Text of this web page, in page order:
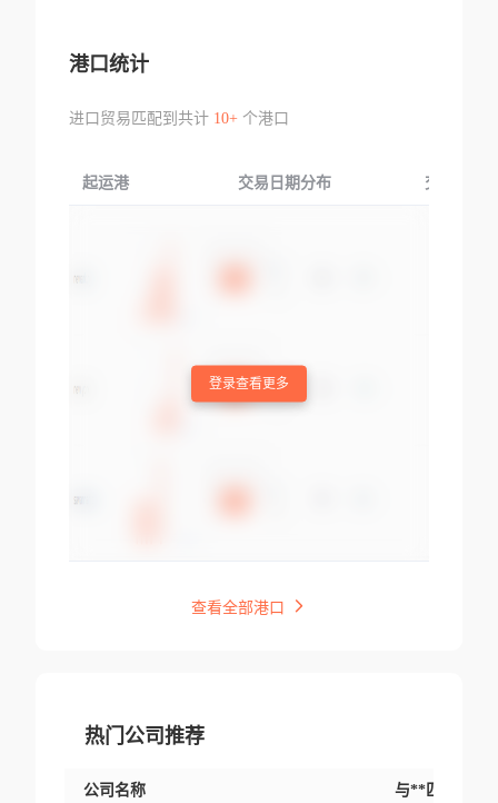
港口统计
进口贸易匹配到共计 10+个港口
起运港 交易日期分布 交易产品
登录查看更多
查看全部港口
热门公司推荐
公司名称 与**匹配交易